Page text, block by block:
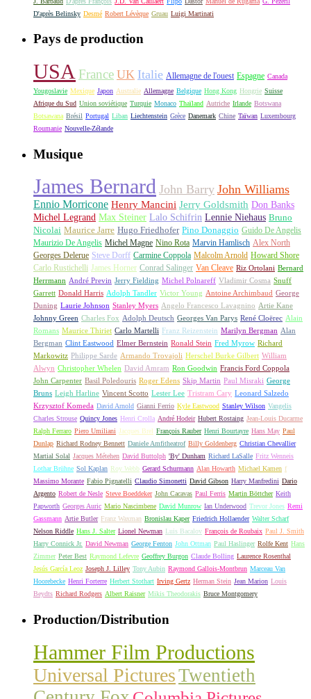
D'après Belinsky Desmé Robert Lévèque Gruau Luigi Martinati
Pays de production
USA France UK Italie Allemagne de l'ouest Espagne Canada
Yougoslavie Mexique Japon Australie Allemagne Belgique Hong Kong Hongrie Suisse
Afrique du Sud Union soviétique Turquie Monaco Thaïland Autriche Irlande Botswana
Botsawana Brésil Portugal Liban Liechtenstein Grèce Danemark Chine Taïwan Luxembourg
Roumanie Nouvelle-Zélande
Musique
James Bernard John Barry John Williams
Ennio Morricone Henry Mancini Jerry Goldsmith Don Banks
Michel Legrand Max Steiner Lalo Schifrin Lennie Niehaus Bruno
Nicolai Maurice Jarre Hugo Friedhofer Pino Donaggio Guido De Angelis
Maurizio De Angelis Michel Magne Nino Rota Marvin Hamlisch Alex North
Georges Delerue Steve Dorff Carmine Coppola Malcolm Arnold Howard Shore
Carlo Rustichelli James Horner Conrad Salinger Van Cleave Riz Ortolani Bernard
Herrmann André Previn Jerry Fielding Michel Polnareff Vladimir Cosma Snuff
Garrett Donald Harris Adolph Tandler Victor Young Antoine Archimbaud George
Duning Laurie Johnson Stanley Myers Angelo Francesco Lavagnino Artie Kane
Johnny Green Charles Fox Adolph Deutsch Georges Van Parys René Cloërec Alain
Romans Maurice Thiriet Carlo Martelli Franz Reizenstein Marilyn Bergman Alan
Bergman Clint Eastwood Elmer Bernstein Ronald Stein Fred Myrow Richard
Markowitz Philippe Sarde Armando Trovajoli Herschel Burke Gilbert William
Alwyn Christopher Whelen David Amram Ron Goodwin Francis Ford Coppola
John Carpenter Basil Poledouris Roger Edens Skip Martin Paul Misraki George
Bruns Leigh Harline Vincent Scotto Lester Lee Tristram Cary Leonard Salzedo
Krzysztof Komeda David Arnold Gianni Ferrio Kyle Eastwood Stanley Wilson Vangelis
Charles Strouse Quincy Jones Henri Crolla André Hodeir Hubert Rostaing Jean-Louis Ducarme
Ralph Ferraro Piero Umiliani Jacques Brel François Rauber Henri Bourtayre Hans May Paul
Dunlap Richard Rodney Bennett Daniele Amfitheatrof Billy Goldenberg Christian Chevallier
Martial Solal Jacques Métehen David Buttolph 'By' Dunham Richard LaSalle Fritz Wenneis
Lothar Brühne Sol Kaplan Roy Webb Gerard Schurmann Alan Howarth Michael Kamen f
Massimo Morante Fabio Pignatelli Claudio Simonetti David Gibson Harry Manfredini Dario
Argento Robert de Nesle Steve Boeddeker John Cacavas Paul Ferris Martin Böttcher Keith
Papworth Georges Auric Mario Nascimbene David Munrow Ian Underwood Trevor Jones Remi
Gassmann Artie Butler Franz Waxman Bronislau Kaper Friedrich Hollaender Walter Scharf
Nelson Riddle Hans J. Salter Lionel Newman Luis Bacalov François de Roubaix Paul J. Smith
Harry Connick Jr. David Newman George Fenton John Ottman Paul Haslinger Rolfe Kent Hans
Zimmer Peter Best Raymond Lefevre Geoffrey Burgon Claude Bolling Laurence Rosenthal
Jesús García Leoz Joseph J. Lilley Tony Aubin Raymond Gallois-Montbrun Marceau Van
Hoorebecke Henri Forterre Herbert Stothart Irving Gertz Herman Stein Jean Marion Louis
Beydts Richard Rodgers Albert Raisner Mikis Theodorakis Bruce Montgomery
Production/Distribution
Hammer Film Productions
Universal PicturesTwentieth